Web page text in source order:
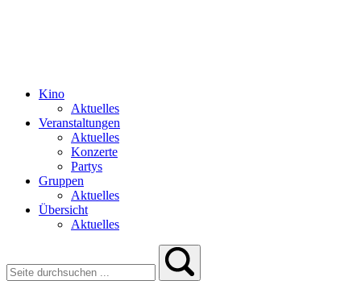
Kino
Aktuelles
Veranstaltungen
Aktuelles
Konzerte
Partys
Gruppen
Aktuelles
Übersicht
Aktuelles